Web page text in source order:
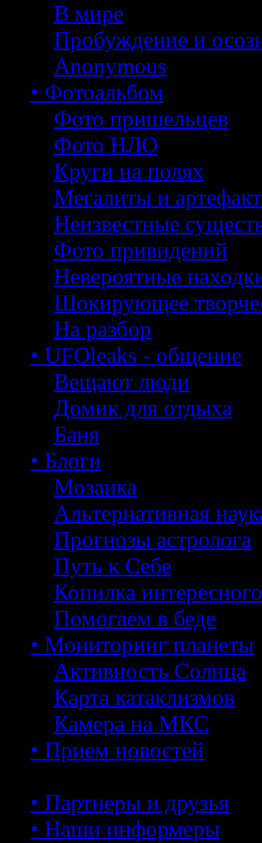
В мире
Пробуждение и
Anonymous
• Фотоальбом
Фото пришельцев
Фото НЛО
Круги на полях
Мегалиты и
Неизвестные
Фото привидений
Невероятные
Шокирующее
На разбор
• UFOleaks - общение
Вещают люди
Домик для отдыха
Баня
• Блоги
Мозаика
Альтернативная
Прогнозы астролога
Путь к Себе
Копилка интересного
Помогаем в беде
• Мониторинг планеты
Активность Солнца
Карта катаклизмов
Камера на МКС
• Прием новостей
• Партнеры и друзья
• Наши информеры